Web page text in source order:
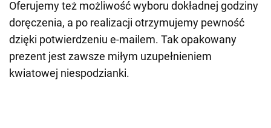
Oferujemy też możliwość wyboru dokładnej godziny
doręczenia, a po realizacji otrzymujemy pewność
dzięki potwierdzeniu e-mailem. Tak opakowany
prezent jest zawsze miłym uzupełnieniem
kwiatowej niespodzianki.